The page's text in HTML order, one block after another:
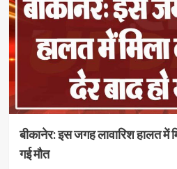
बीकानेर: इस जगह लावारिश हालत में
गई मौत